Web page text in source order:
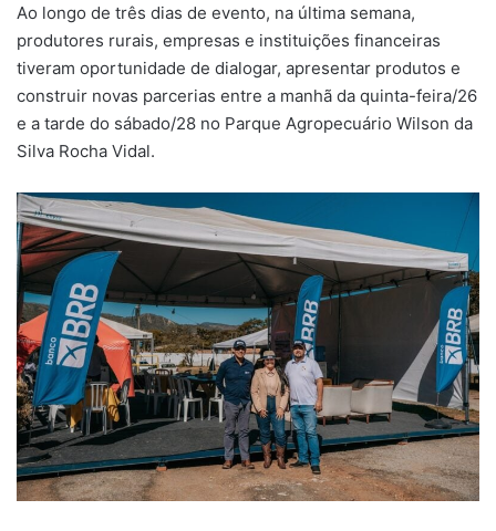
Ao longo de três dias de evento, na última semana,
produtores rurais, empresas e instituições financeiras
tiveram oportunidade de dialogar, apresentar produtos e
construir novas parcerias entre a manhã da quinta-feira/26
e a tarde do sábado/28 no Parque Agropecuário Wilson da
Silva Rocha Vidal.